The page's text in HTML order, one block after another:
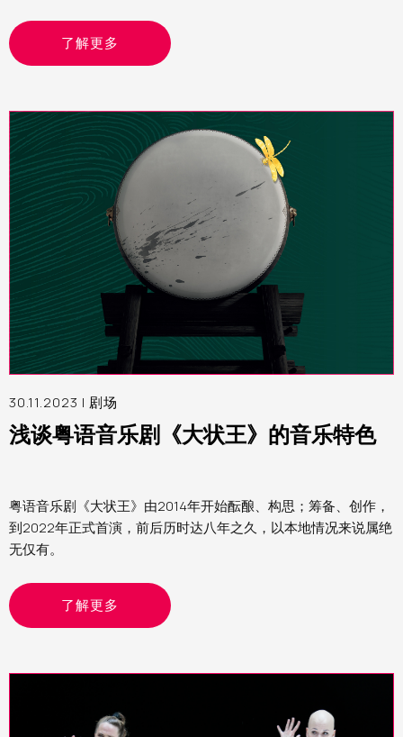
制作人（舞蹈）Yvonne，分享这个计划的经验和观察
了解更多
30.11.2023 | 剧场
浅谈粤语音乐剧《大状王》的音乐特色
粤语音乐剧《大状王》由2014年开始酝酿、构思；筹备、创作，
到2022年正式首演，前后历时达八年之久，以本地情况来说属绝
无仅有。
了解更多